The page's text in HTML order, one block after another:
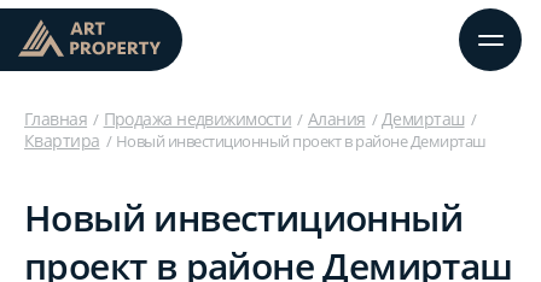
Главная Продажа недвижимости Алания
Демирташ
Квартира
Новый инвестиционный проект в районе Демирташ
Новый инвестиционный
проект в районе Демирташ